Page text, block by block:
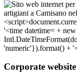
Corporate website